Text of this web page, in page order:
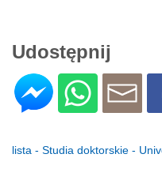
Udostępnij
lista - Studia doktorskie -